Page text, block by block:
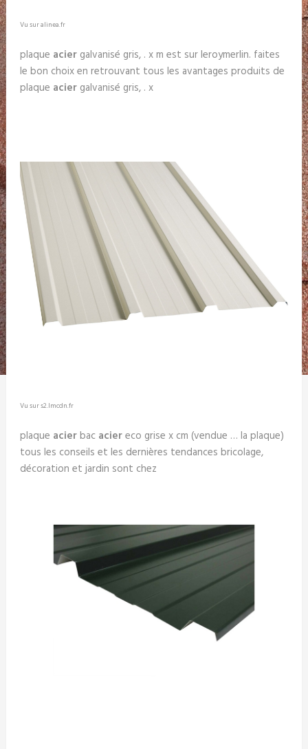
Vu sur alinea.fr
plaque aciergalvanisé gris, . x m est sur leroymerlin. faites
le bon choix en retrouvant tous les avantages produits de
plaque aciergalvanisé gris, . x
Vu sur s2.lmcdn.fr
plaque acierbac aciereco grise x cm (vendue … la plaque)
tous les conseils et les dernières tendances bricolage,
décoration et jardin sont chez